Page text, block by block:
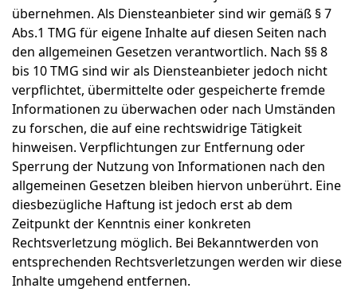
übernehmen. Als Diensteanbieter sind wir gemäß § 7
Abs.1 TMG für eigene Inhalte auf diesen Seiten nach
den allgemeinen Gesetzen verantwortlich. Nach §§ 8
bis 10 TMG sind wir als Diensteanbieter jedoch nicht
verpflichtet, übermittelte oder gespeicherte fremde
Informationen zu überwachen oder nach Umständen
zu forschen, die auf eine rechtswidrige Tätigkeit
hinweisen. Verpflichtungen zur Entfernung oder
Sperrung der Nutzung von Informationen nach den
allgemeinen Gesetzen bleiben hiervon unberührt. Eine
diesbezügliche Haftung ist jedoch erst ab dem
Zeitpunkt der Kenntnis einer konkreten
Rechtsverletzung möglich. Bei Bekanntwerden von
entsprechenden Rechtsverletzungen werden wir diese
Inhalte umgehend entfernen.